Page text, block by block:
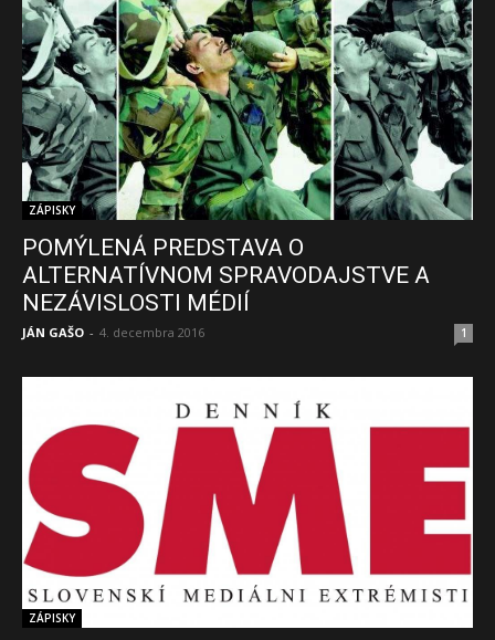
ZÁPISKY
POMÝLENÁ PREDSTAVA O
ALTERNATÍVNOM SPRAVODAJSTVE A
NEZÁVISLOSTI MÉDIÍ
JÁN GAŠO - 4. decembra 2016 1
ZÁPISKY